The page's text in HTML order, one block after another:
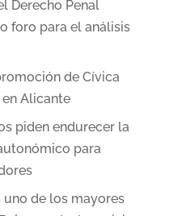
Derecho Penal
foro para el análisis
de Cívica
Alicante
piden endurecer la
para
uno de los mayores